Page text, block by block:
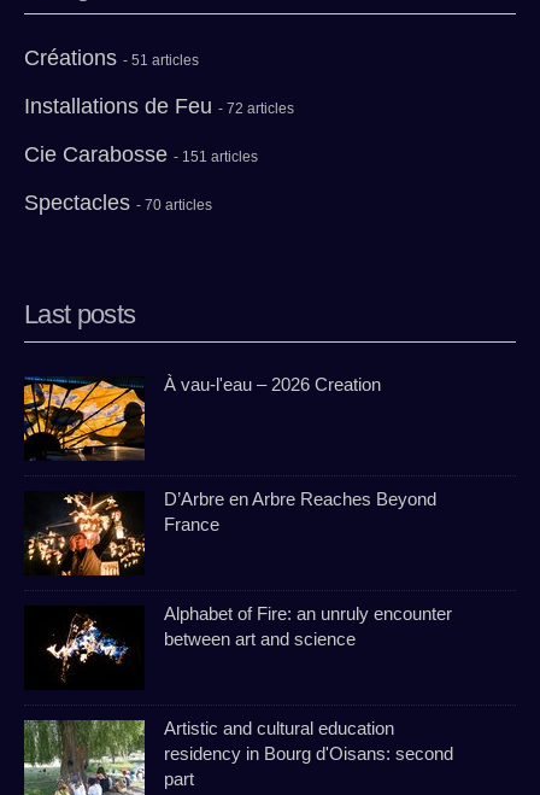
Créations - 51 articles
Installations de Feu - 72 articles
Cie Carabosse - 151 articles
Spectacles - 70 articles
Last posts
À vau-l'eau – 2026 Creation
D’Arbre en Arbre Reaches Beyond
France
Alphabet of Fire: an unruly encounter
between art and science
Artistic and cultural education
residency in Bourg d'Oisans: second
part